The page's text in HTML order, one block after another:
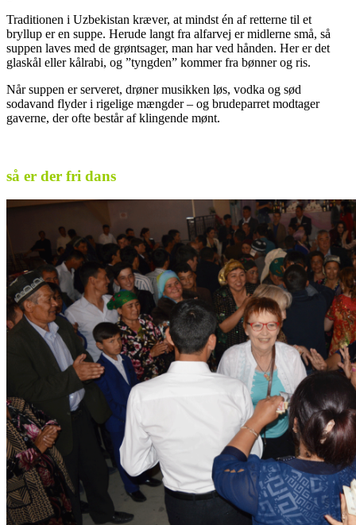
Traditionen i Uzbekistan kræver, at mindst én af retterne til et
bryllup er en suppe. Herude langt fra alfarvej er midlerne små, så
suppen laves med de grøntsager, man har ved hånden. Her er det
glaskål eller kålrabi, og ”tyngden” kommer fra bønner og ris.
Når suppen er serveret, drøner musikken løs, vodka og sød
sodavand flyder i rigelige mængder – og brudeparret modtager
gaverne, der ofte består af klingende mønt.
så er der fri dans